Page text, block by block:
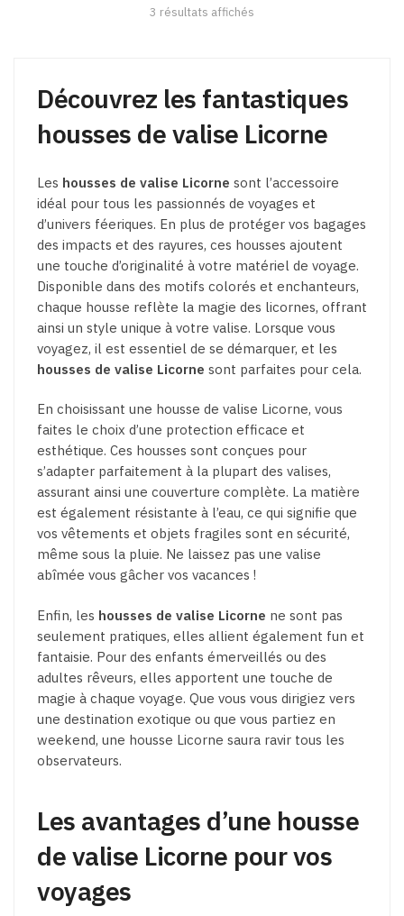
page
du
3 résultats affichés
Découvrez les fantastiques
housses de valise Licorne
Les housses de valise Licorne sont l’accessoire
idéal pour tous les passionnés de voyages et
d’univers féeriques. En plus de protéger vos bagages
des impacts et des rayures, ces housses ajoutent
une touche d’originalité à votre matériel de voyage.
Disponible dans des motifs colorés et enchanteurs,
chaque housse reflète la magie des licornes, offrant
ainsi un style unique à votre valise. Lorsque vous
voyagez, il est essentiel de se démarquer, et les
housses de valise Licorne sont parfaites pour cela.
En choisissant une housse de valise Licorne, vous
faites le choix d’une protection efficace et
esthétique. Ces housses sont conçues pour
s’adapter parfaitement à la plupart des valises,
assurant ainsi une couverture complète. La matière
est également résistante à l’eau, ce qui signifie que
vos vêtements et objets fragiles sont en sécurité,
même sous la pluie. Ne laissez pas une valise
abîmée vous gâcher vos vacances !
Enfin, les housses de valise Licorne ne sont pas
seulement pratiques, elles allient également fun et
fantaisie. Pour des enfants émerveillés ou des
adultes rêveurs, elles apportent une touche de
magie à chaque voyage. Que vous vous dirigiez vers
une destination exotique ou que vous partiez en
weekend, une housse Licorne saura ravir tous les
observateurs.
Les avantages d’une housse
de valise Licorne pour vos
voyages